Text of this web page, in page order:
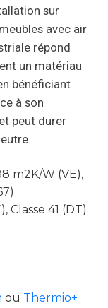
sur
avec air
répond
un matériau
bénéficiant
à son
peut durer
m2K/W (VE),
Classe 41 (DT)
ou Thermio+